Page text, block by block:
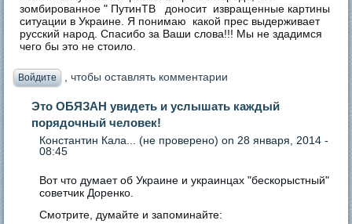
зомбированное " ПутинТВ доносит извращенные картины
ситуации в Украине. Я понимаю какой прес выдерживает
русский народ. Спасибо за Ваши слова!!! Мы не здадимся
чего бы это не стоило.
Войдите , чтобы оставлять комментарии
Это ОБЯЗАН увидеть и услышать каждый
порядочный человек!
Константин Кала... (не проверено) on 28 января, 2014 -
08:45
Вот что думает об Украине и украинцах "бескорыстный"
советчик Доренко.
Смотрите, думайте и запоминайте: